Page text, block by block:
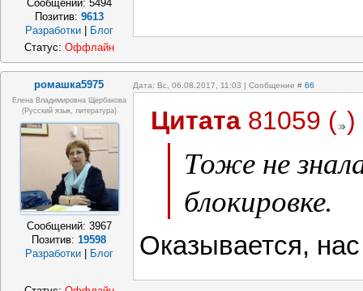
Сообщений: 5494
Позитив: 9613
Разработки
Блог
Статус: Оффлайн
ромашка5975 Дата: Вс, 06.08.2017, 11:03 | Сообщение # 66
Елена Владимировна Щербакова
(русский язык, литература)
Сообщений: 3967
Позитив:19598
Разработки
Блог
Цитата 81059 ( )
Тоже не
блокировке.
Оказывается,